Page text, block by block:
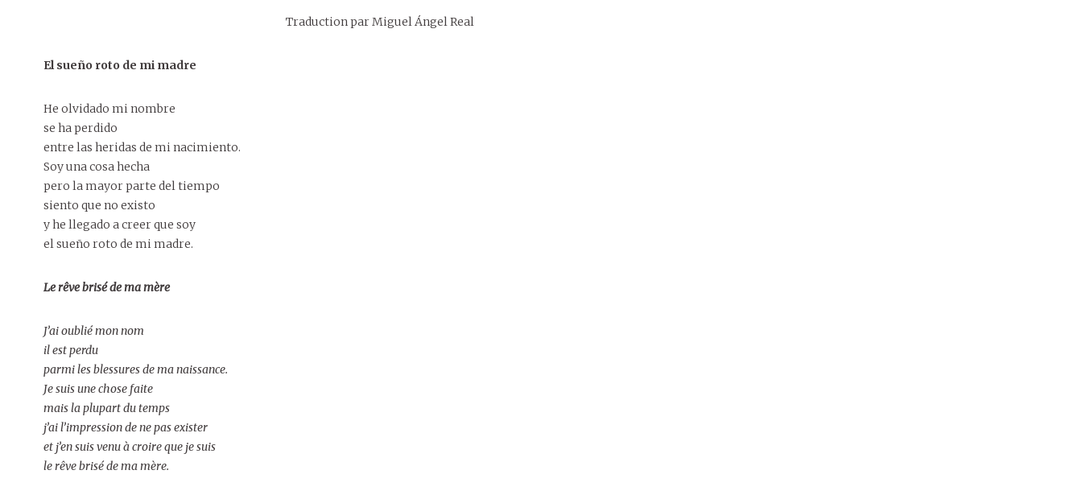
Traduction par Miguel Ángel Real
El sueño roto de mi madre
He olvidado mi nombre
se ha perdido
entre las heridas de mi nacimiento.
Soy una cosa hecha
pero la mayor parte del tiempo
siento que no existo
y he llegado a creer que soy
el sueño roto de mi madre.
Le rêve brisé de ma mère
J’ai oublié mon nom
il est perdu
parmi les blessures de ma naissance.
Je suis une chose faite
mais la plupart du temps
j’ai l’impression de ne pas exister
et j’en suis venu à croire que je suis
le rêve brisé de ma mère.